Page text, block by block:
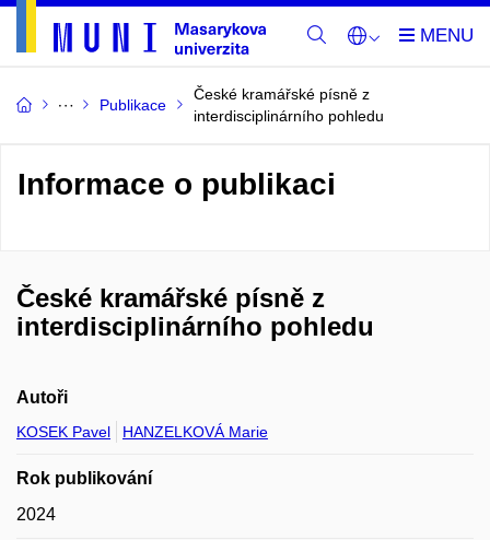
Publikace
České kramářské písně z
interdisciplinárního pohledu
Informace o publikaci
České kramářské písně z
interdisciplinárního pohledu
Autoři
KOSEK Pavel HANZELKOVÁ Marie
Rok publikování
2024